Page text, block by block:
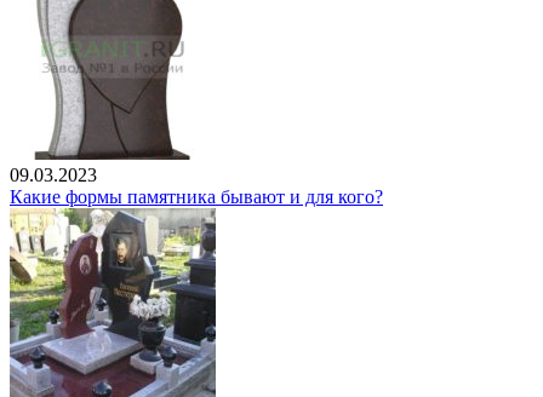
09.03.2023
Какие формы памятника бывают и для кого?